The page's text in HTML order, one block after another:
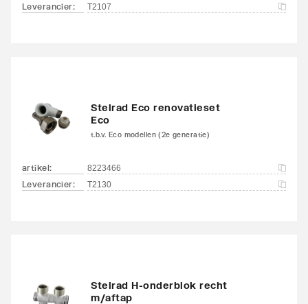
Leverancier: T2107
Stelrad Eco renovatieset
Eco
t.b.v. Eco modellen (2e generatie)
artikel: 8223466
Leverancier: T2130
Stelrad H-onderblok recht
m/aftap